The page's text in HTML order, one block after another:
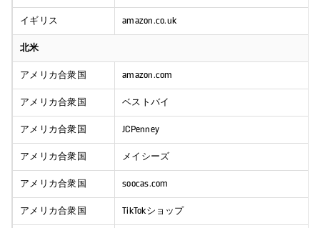
イギリス amazon.co.uk
北米
アメリカ合衆国 amazon.com
アメリカ合衆国 ベストバイ
アメリカ合衆国 JCPenney
アメリカ合衆国 メイシーズ
アメリカ合衆国 soocas.com
アメリカ合衆国 TikTokショップ